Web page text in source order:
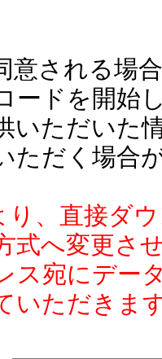
意される場
ードを開始
いただいた
ただく場合
り、直接ダ
式へ変更さ
ス宛にデー
いただきま